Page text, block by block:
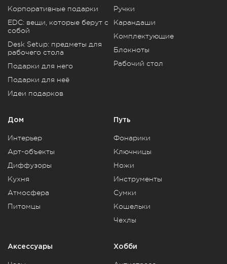
Корпоративные подарки
EDC: вещи, которые берут с
собой
Desk Setup: предметы для
рабочего стола
Подарки для него
Подарки для неё
Идеи подарков
Ручки
Карандаши
Комплектующие
Блокноты
Рабочий стол
Дом
Интерьер
Арт-объекты
Диффузоры
Кухня
Атмосфера
Питомцы
Путь
Фонарики
Ключницы
Ножи
Инструменты
Сумки
Кошельки
Чехлы
Аксессуары Хобби